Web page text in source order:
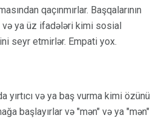
qaçınmırlar. Başqalarının
ya üz ifadələri kimi sosial
seyr etmirlər. Empati yox.
və ya baş vurma kimi özünü
başlayırlar və "mən" və ya "mən"